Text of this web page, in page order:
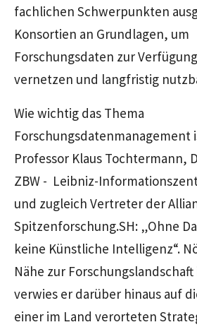
fachlichen Schwerpunkten
Konsortien an Grundlagen, um
Forschungsdaten zur
vernetzen und langfristig
Wie wichtig das Thema
Forschungsdatenmanagement
Professor Klaus Tochtermann,
ZBW - Leibniz-
und zugleich Vertreter der
Spitzenforschung.SH: „Ohne
keine Künstliche Intelligenz“.
Nähe zur
verwies er darüber hinaus auf
einer im Land verorteten